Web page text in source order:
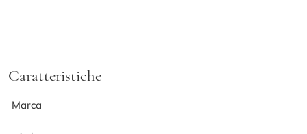
Caratteristiche
Marca